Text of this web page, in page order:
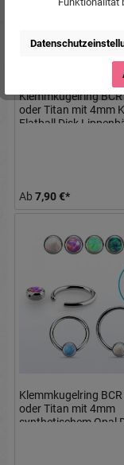
Klemmkugelring
oder Titan mit 4mm
Flatball Disk
Ab 7,90 €*
Klemmkugelring BCR
oder Titan mit 4mm
synthetischem Opal